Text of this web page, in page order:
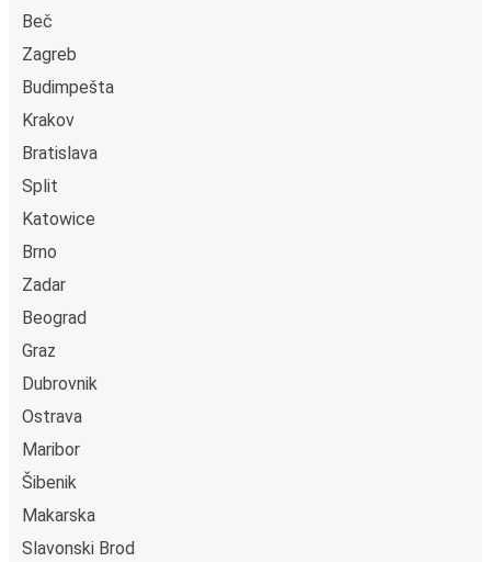
Beč
Zagreb
Budimpešta
Krakov
Bratislava
Split
Katowice
Brno
Zadar
Beograd
Graz
Dubrovnik
Ostrava
Maribor
Šibenik
Makarska
Slavonski Brod